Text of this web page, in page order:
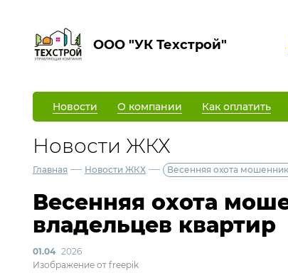
ООО "УК Техстрой"
Новости О компании Как оплатить
Новости ЖКХ
Главная — Новости ЖКХ — Весенняя охота
Весенняя охота
владельцев квартир
01.04 2026
Изображение от freepik